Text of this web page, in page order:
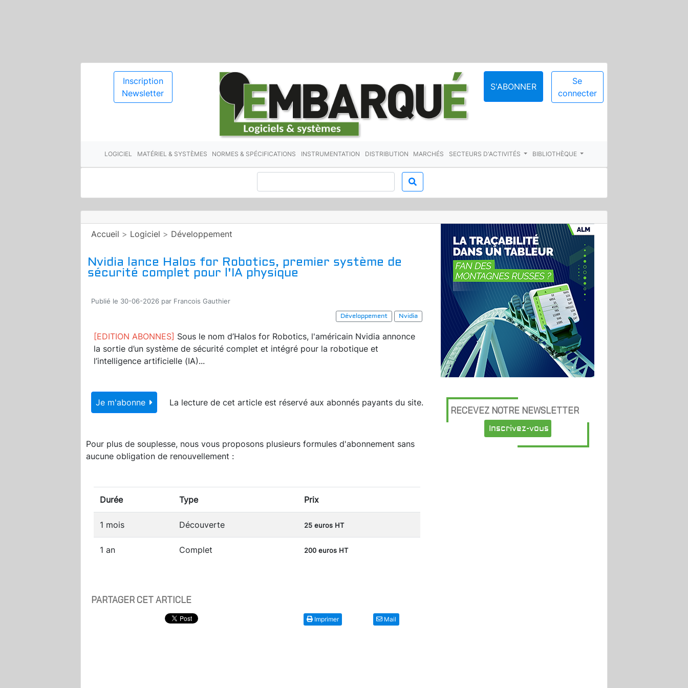
Inscription
Newsletter
S'ABONNER
Se
connecter
LOGICIEL MATÉRIEL & SYSTÈMES NORMES & SPÉCIFICATIONS INSTRUMENTATION DISTRIBUTION MARCHÉS SECTEURS D'ACTIVITÉS BIBLIOTHÈQUE
Accueil > Logiciel > Développement
Nvidia lance Halos for Robotics, premier système de
sécurité complet pour l'IA physique
Publié le 30-06-2026 par Francois Gauthier
Développement
Nvidia
[EDITION ABONNES] Sous le nom d’Halos for Robotics, l'américain Nvidia annonce
la sortie d’un système de sécurité complet et intégré pour la robotique et
l’intelligence artificielle (IA)...
Je m'abonne La lecture de cet article est réservé aux abonnés payants du site.
Pour plus de souplesse, nous vous proposons plusieurs formules d'abonnement sans
aucune obligation de renouvellement :
Durée Type Prix
1 mois Découverte 25 euros HT
1 an Complet 200 euros HT
PARTAGER CET ARTICLE
Imprimer Mail
RECEVEZ NOTRE NEWSLETTER
Inscrivez-vous